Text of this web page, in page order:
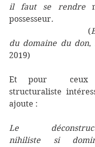
il faut se rendre
possesseur.
                                      (
du domaine du don,
2019)
Et pour  ceux
structuraliste
ajoute :
Le
nihiliste si